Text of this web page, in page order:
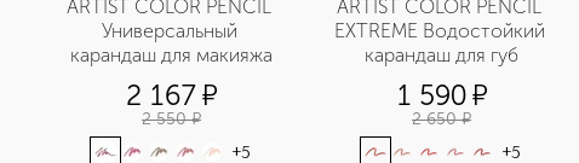
ARTIST COLOR PENCIL
Универсальный
карандаш для макияжа
2 167¤
2 550 ¤
+5
ARTIST COLOR PENCIL
EXTREME Водостойкий
карандаш для губ
1 590¤
2 650 ¤
+5